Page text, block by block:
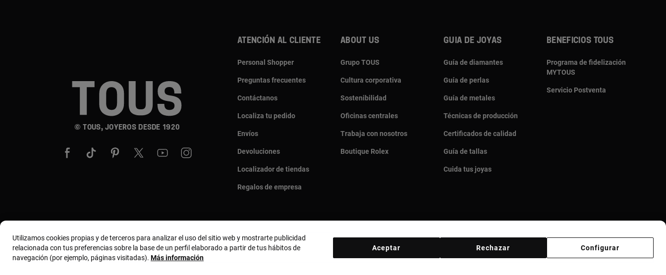
© TOUS, JOYEROS DESDE 1920
Atención al cliente
Personal Shopper
Preguntas frecuentes
Contáctanos
Localiza tu pedido
Envíos
Devoluciones
Localizador de tiendas
Regalos de empresa
About us
Grupo TOUS
Cultura corporativa
Sostenibilidad
Oficinas centrales
Trabaja con nosotros
Boutique Rolex
Guia de joyas
Guía de diamantes
Guía de perlas
Guía de metales
Técnicas de producción
Certificados de calidad
Guía de tallas
Cuida tus joyas
Beneficios TOUS
Programa de fidelización
MYTOUS
Servicio Postventa
País y moneda: España (Península Y Baleares) / Euro
Utilizamos cookies propias y de terceros para analizar el uso del sitio web y mostrarte publicidad
relacionada con tus preferencias sobre la base de un perfil elaborado a partir de tus hábitos de
navegación (por ejemplo, páginas visitadas). Más información
Configurar
Rechazar
Aceptar